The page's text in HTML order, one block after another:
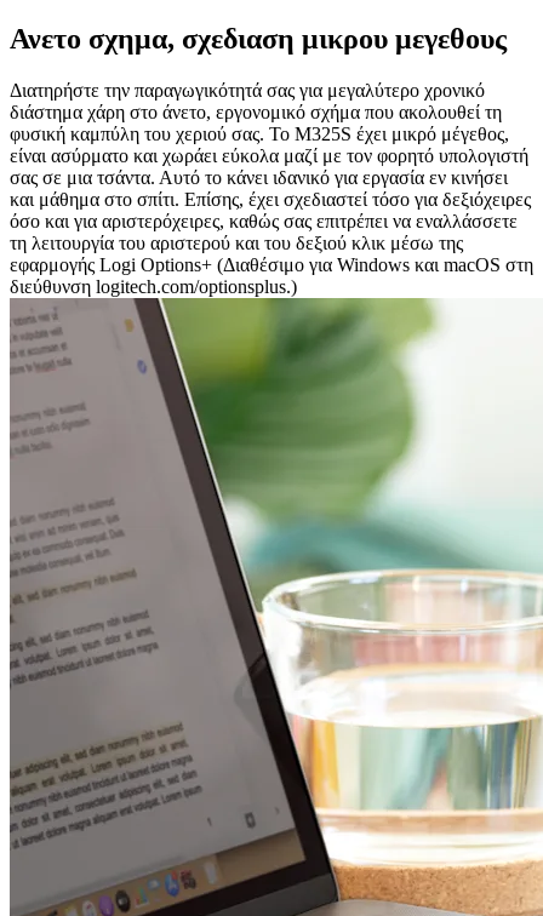
Ανετο σχημα, σχεδιαση μικρου μεγεθους
Διατηρήστε την παραγωγικότητά σας για μεγαλύτερο χρονικό
διάστημα χάρη στο άνετο, εργονομικό σχήμα που ακολουθεί τη
φυσική καμπύλη του χεριού σας. Το M325S έχει μικρό μέγεθος,
είναι ασύρματο και χωράει εύκολα μαζί με τον φορητό υπολογιστή
σας σε μια τσάντα. Αυτό το κάνει ιδανικό για εργασία εν κινήσει
και μάθημα στο σπίτι. Επίσης, έχει σχεδιαστεί τόσο για δεξιόχειρες
όσο και για αριστερόχειρες, καθώς σας επιτρέπει να εναλλάσσετε
τη λειτουργία του αριστερού και του δεξιού κλικ μέσω της
εφαρμογής Logi Options+ (Διαθέσιμο για Windows και macOS στη
διεύθυνση logitech.com/optionsplus.)